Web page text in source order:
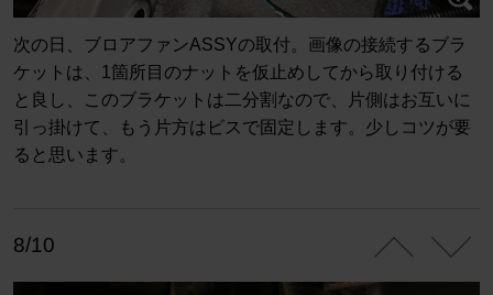
次の日、ブロアファンASSYの取付。画像の接続するブラ
ケットは、1箇所目のナットを仮止めしてから取り付ける
と良し、このブラケットは二分割なので、片側はお互いに
引っ掛けて、もう片方はビスで固定します。少しコツが要
ると思います。
8/10